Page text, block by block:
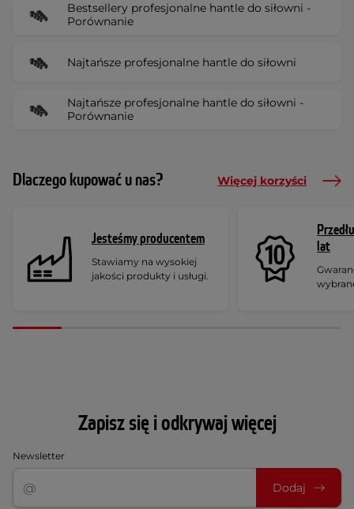
Bestsellery profesjonalne hantle do siłowni -
Porównanie
Najtańsze profesjonalne hantle do siłowni
Najtańsze profesjonalne hantle do siłowni -
Porównanie
Dlaczego kupować u nas? Więcej korzyści
Jesteśmy producentem
Stawiamy na wysokiej
jakości produkty i usługi.
lat
Zapisz się i odkrywaj więcej
Newsletter
Dodaj